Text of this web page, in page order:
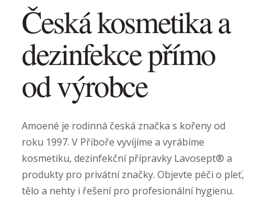
Česká kosmetika a
dezinfekce přímo
od výrobce
Amoené je rodinná česká značka s kořeny od
roku 1997. V Příboře vyvíjíme a vyrábíme
kosmetiku, dezinfekční přípravky Lavosept® a
produkty pro privátní značky. Objevte péči o pleť,
tělo a nehty i řešení pro profesionální hygienu.